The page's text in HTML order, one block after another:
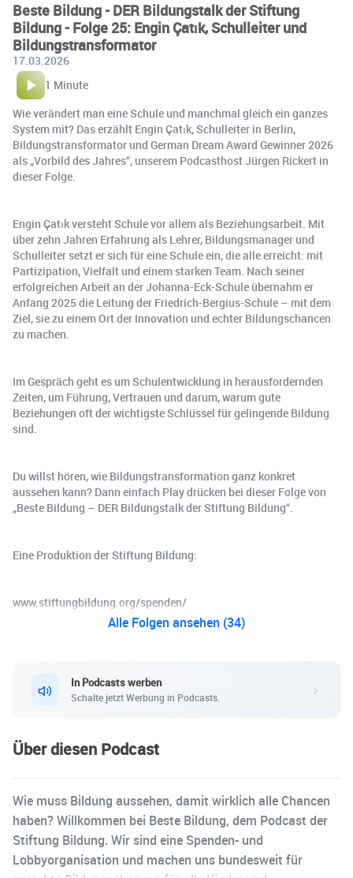
Beste Bildung - DER Bildungstalk der Stiftung
Bildung - Folge 25: Engin Çatık, Schulleiter und
Bildungstransformator
17.03.2026
1 Minute
Wie verändert man eine Schule und manchmal gleich ein ganzes
System mit? Das erzählt Engin Çatık, Schulleiter in Berlin,
Bildungstransformator und German Dream Award Gewinner 2026
als „Vorbild des Jahres“, unserem Podcasthost Jürgen Rickert in
dieser Folge.
Engin Çatık versteht Schule vor allem als Beziehungsarbeit. Mit
über zehn Jahren Erfahrung als Lehrer, Bildungsmanager und
Schulleiter setzt er sich für eine Schule ein, die alle erreicht: mit
Partizipation, Vielfalt und einem starken Team. Nach seiner
erfolgreichen Arbeit an der Johanna-Eck-Schule übernahm er
Anfang 2025 die Leitung der Friedrich-Bergius-Schule – mit dem
Ziel, sie zu einem Ort der Innovation und echter Bildungschancen
zu machen.
Im Gespräch geht es um Schulentwicklung in herausfordernden
Zeiten, um Führung, Vertrauen und darum, warum gute
Beziehungen oft der wichtigste Schlüssel für gelingende Bildung
sind.
Du willst hören, wie Bildungstransformation ganz konkret
aussehen kann? Dann einfach Play drücken bei dieser Folge von
„Beste Bildung – DER Bildungstalk der Stiftung Bildung“.
Eine Produktion der Stiftung Bildung:
www.stiftungbildung.org/spenden/
Alle Folgen ansehen (34)
In Podcasts werben
Schalte jetzt Werbung in Podcasts.
Über diesen Podcast
Wie muss Bildung aussehen, damit wirklich alle Chancen
haben? Willkommen bei Beste Bildung, dem Podcast der
Stiftung Bildung. Wir sind eine Spenden- und
Lobbyorganisation und machen uns bundesweit für